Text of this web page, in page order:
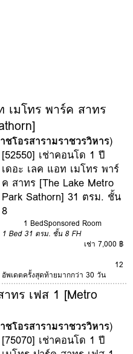
เมโทร พาร์ค สาทร
ชโอรสารามราชวรวิหาร)
[52550] เช่าคอนโด 1 ปี
เดอะ เลค แอท เมโทร พาร์
ค สาทร [The Lake Metro
Park Sathorn] 31 ตรม. ชั้น
8
1 BedSponsored Room
1 Bed 31 ตรม. ชั้น 8 FH
เช่า 7,000 ฿
12
อัพเดตครั้งสุดท้ายมากกว่า 30 วัน
ทร เฟส 1 [Metro
ชโอรสารามราชวรวิหาร)
[75070] เช่าคอนโด 1 ปี